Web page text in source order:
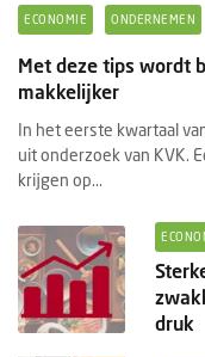
ECONOMIE ONDERNEMEN
Met deze tips wordt
makkelijker
In het eerste kwartaal
uit onderzoek van KVK.
krijgen op...
druk